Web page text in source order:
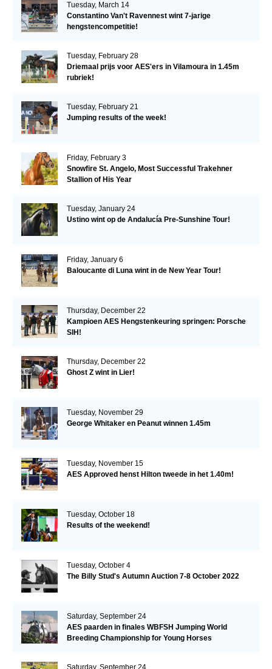
Tuesday, March 14
Constantino Van't Ravennest wint 7-jarige
hengstencompetitie!
Tuesday, February 28
Driemaal prijs voor AES'ers in Vilamoura in 1.45m
rubriek!
Tuesday, February 21
Jumping results of the week!
Friday, February 3
Snowfire St. Angelo, Most Successful Trakehner
Stallion of His Year
Tuesday, January 24
Ustino wint op de Andalucía Pre-Sunshine Tour!
Friday, January 6
Baloucante di Luna wint in de New Year Tour!
Thursday, December 22
Kampioen AES Hengstenkeuring springen: Porsche
SIH!
Thursday, December 22
Ghost Z wint in Lier!
Tuesday, November 29
George Whitaker en Peanut winnen 1.45m
Tuesday, November 15
AES Approved henst Hilton tweede in het 1.40m!
Tuesday, October 18
Results of the weekend!
Tuesday, October 4
The Billy Stud's Autumn Auction 7-8 October 2022
Saturday, September 24
AES paarden in finales WBFSH Jumping World
Breeding Championship for Young Horses